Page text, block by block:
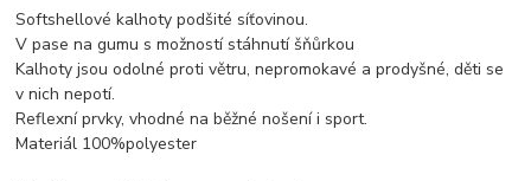
Softshellové kalhoty podšité síťovinou.
V pase na gumu s možností stáhnutí šňůrkou
Kalhoty jsou odolné proti větru, nepromokavé a prodyšné, děti se
v nich nepotí.
Reflexní prvky, vhodné na běžné nošení i sport.
Materiál 100%polyester